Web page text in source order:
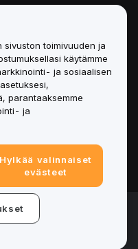
sivuston toimivuuden ja
käytämme
ja sosiaalisen
parantaaksemme
ja
Hylkää valinnaiset
evästeet